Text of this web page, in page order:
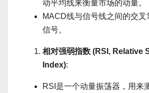
动平均线来衡量市场的动量。
MACD线与信号线之间的交
信号。
相对强弱指数 (RSI, Relative
Index):
RSI是一个动量振荡器，用来